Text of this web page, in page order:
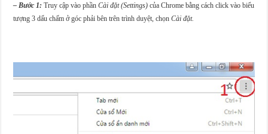
– Bước 1: Truy cập vào phầnCài đặt (Settings) của Chrome bằng cách click vào biểu
tượng 3 dấu chấm ở góc phải bên trên trình duyệt, chọnCài đặt.